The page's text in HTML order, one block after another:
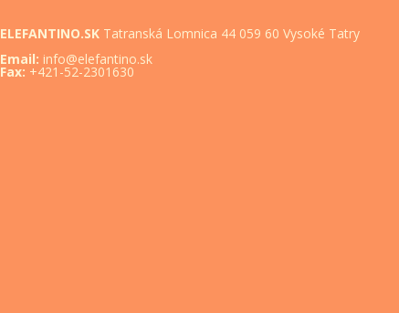
ELEFANTINO.SK Tatranská Lomnica 44 059 60 Vysoké Tatry
Email: info@elefantino.sk
Fax: +421-52-2301630